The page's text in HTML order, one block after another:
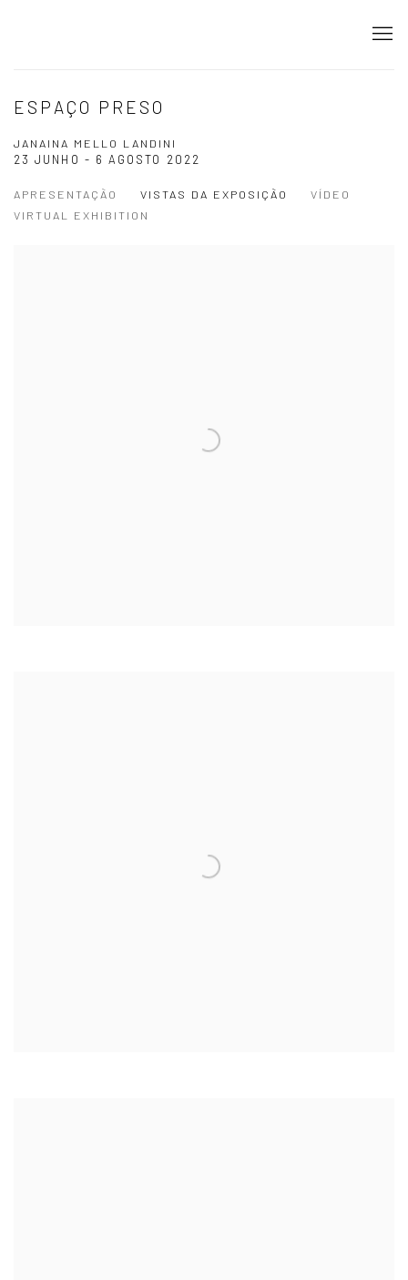
ESPAÇO PRESO
JANAINA MELLO LANDINI
23 JUNHO - 6 AGOSTO 2022
APRESENTAÇÃO VISTAS DA EXPOSIÇÃO
VÍDEO
VIRTUAL EXHIBITION